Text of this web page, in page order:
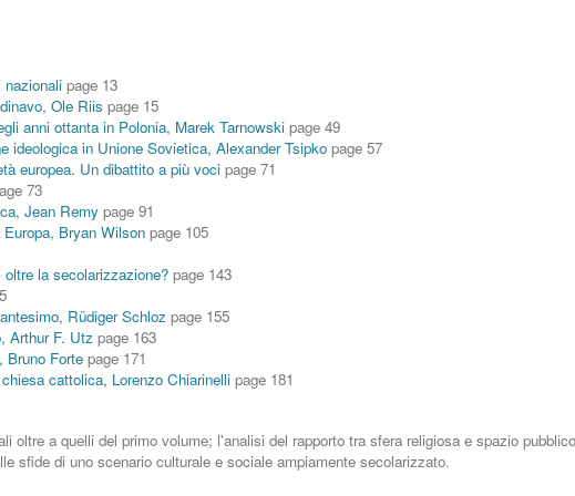
nazionali page 13
Ole Riis page 15
anni ottanta in Polonia, Marek Tarnowski page 49
ideologica in Unione Sovietica, Alexander Tsipko page 57
europea. Un dibattito a più voci page 71
73
Jean Remy page 91
Bryan Wilson page 105
la secolarizzazione? page 143
Rüdiger Schloz page 155
Arthur F. Utz page 163
Bruno Forte page 171
cattolica, Lorenzo Chiarinelli page 181
oltre a quelli del primo volume; l'analisi del rapporto tra sfera religiosa e spazio
sfide di uno scenario culturale e sociale ampiamente secolarizzato.